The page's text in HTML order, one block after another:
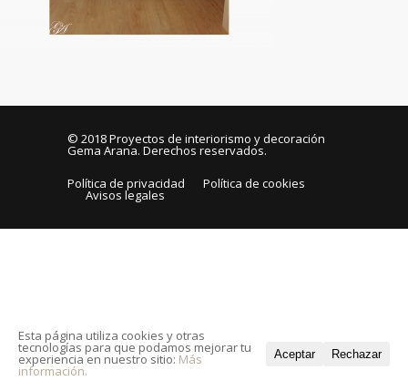
© 2018Proyectos de interiorismo y decoración
Gema Arana. Derechos reservados.
Política de privacidad
Política de cookies
Avisos legales
Esta página utiliza cookies y otras
tecnologías para que podamos mejorar tu
experiencia en nuestro sitio: Más
información.
Aceptar Rechazar